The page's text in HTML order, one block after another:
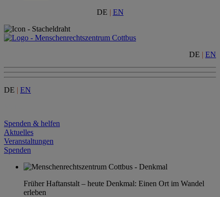
DE | EN
DE | EN
DE | EN
Spenden & helfen
Aktuelles
Veranstaltungen
Spenden
Früher Haftanstalt – heute Denkmal: Einen Ort im Wandel
erleben